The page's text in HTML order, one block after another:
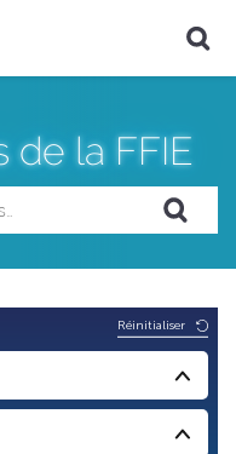
de la FFIE
Réinitialiser